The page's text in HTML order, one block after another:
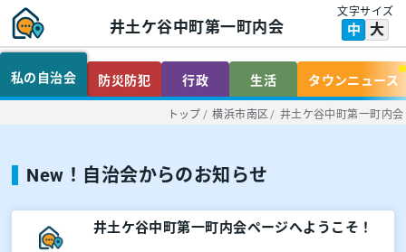
井土ケ谷中町第一町内会
文字サイズ
中 大
私の自治会 防災防犯 行政 生活 タウンニュース
トップ / 横浜市南区 / 井土ケ谷中町第一町内会
New！自治会からのお知らせ
井土ケ谷中町第一町内会ページへようこそ！